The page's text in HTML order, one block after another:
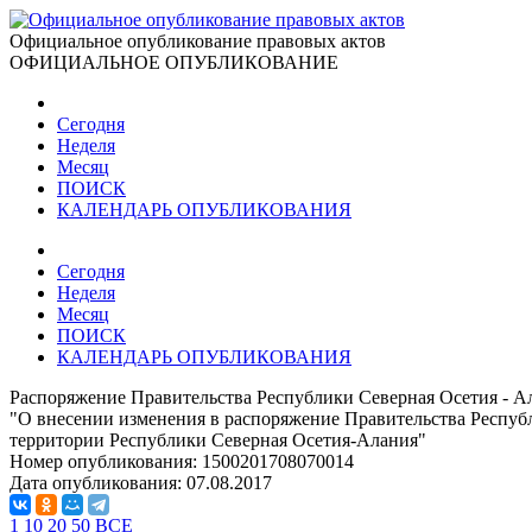
Официальное опубликование правовых актов
ОФИЦИАЛЬНОЕ ОПУБЛИКОВАНИЕ
Сегодня
Неделя
Месяц
ПОИСК
КАЛЕНДАРЬ ОПУБЛИКОВАНИЯ
Сегодня
Неделя
Месяц
ПОИСК
КАЛЕНДАРЬ ОПУБЛИКОВАНИЯ
Распоряжение Правительства Республики Северная Осетия -
"О внесении изменения в распоряжение Правительства
территории Республики Северная Осетия-Алания"
Номер опубликования: 1500201708070014
Дата опубликования: 07.08.2017
1 10 20 50 ВСЕ